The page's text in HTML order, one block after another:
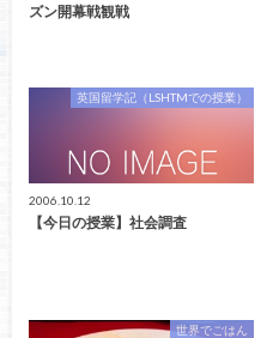
ズン開幕戦観戦
英国留学記（LSHTMでの授業）
2006.10.12
【今日の授業】社会調査
世界でごはん